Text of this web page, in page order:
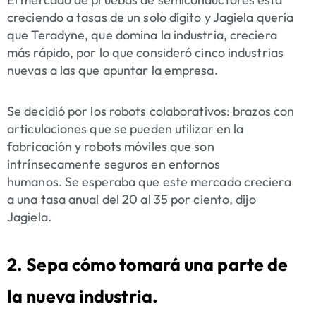
creciendo a tasas de un solo dígito y Jagiela quería
que Teradyne, que domina la industria, creciera
más rápido, por lo que consideró cinco industrias
nuevas a las que apuntar la empresa.
Se decidió por los robots colaborativos: brazos con
articulaciones que se pueden utilizar en la
fabricación y robots móviles que son
intrínsecamente seguros en entornos
humanos. Se esperaba que este mercado creciera
a una tasa anual del 20 al 35 por ciento, dijo
Jagiela.
2. Sepa cómo tomará una parte de
la nueva industria.